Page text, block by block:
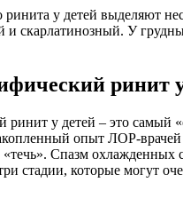
ринита у детей выделяют
скарлатинозный. У
ринит
ринит у детей – это самый
опыт ЛОР-
Спазм охлажденных
стадии, которые могут